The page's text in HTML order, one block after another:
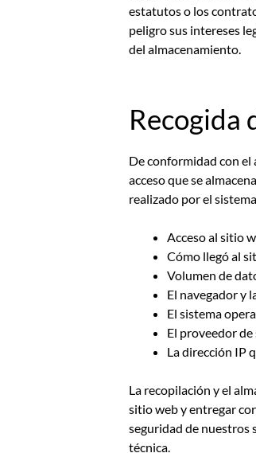
estatutos o los
peligro sus intereses
del almacenamiento.
Recogida
De conformidad con el
acceso que se
realizado por el
Acceso al sitio
Cómo llegó al
Volumen de
El navegador y
El sistema
El proveedor
La dirección IP
La recopilación y el
sitio web y entregar
seguridad de nuestros
técnica.